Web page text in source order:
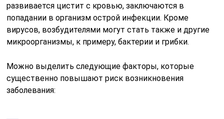
развивается цистит с кровью, заключаются в
попадании в организм острой инфекции. Кроме
вирусов, возбудителями могут стать также и другие
микроорганизмы, к примеру, бактерии и грибки.
Можно выделить следующие факторы, которые
существенно повышают риск возникновения
заболевания: